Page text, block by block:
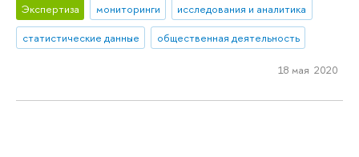
Экспертиза мониторинги
исследования и аналитика
статистические данные
общественная деятельность
18 мая 2020